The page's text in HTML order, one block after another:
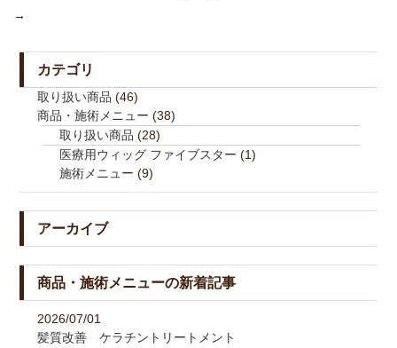
→
カテゴリ
取り扱い商品 (46)
商品・施術メニュー (38)
取り扱い商品 (28)
医療用ウィッグ ファイブスター (1)
施術メニュー (9)
アーカイブ
商品・施術メニューの新着記事
2026/07/01
髪質改善 ケラチントリートメント